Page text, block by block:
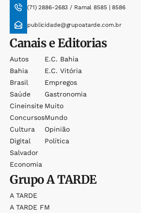
(71) 2886-2683 / Ramal 8585 | 8586
publicidade@grupoatarde.com.br
Canais e Editorias
Autos
Bahia
Brasil
Saúde
Cineinsite
Concursos
Cultura
Digital
Salvador
Economia
E.c. Bahia
E.c. Vitória
Empregos
Gastronomia
Muito
Mundo
Opinião
Política
GrupoA TARDE
A TARDE
A TARDE FM